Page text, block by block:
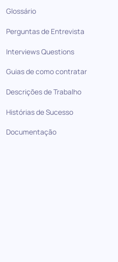
Glossário
Perguntas de Entrevista
Interviews Questions
Guias de como contratar
Descrições de Trabalho
Histórias de Sucesso
Documentação